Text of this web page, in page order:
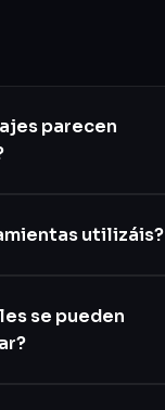
parecen
utilizáis?
se pueden